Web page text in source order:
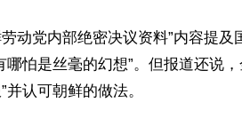
动党内部绝密决议资料”内容提
哪怕是丝毫的幻想”。但报道还说
并认可朝鲜的做法。